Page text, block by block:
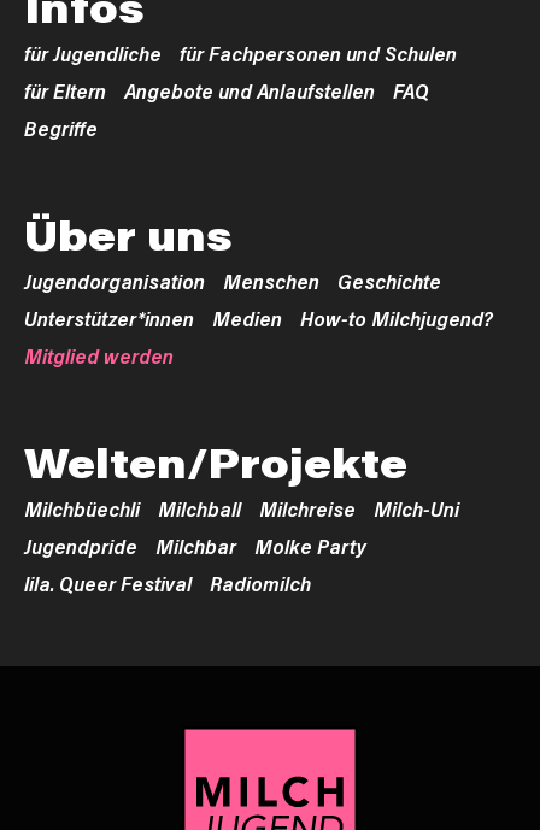
für Jugendliche
für Fachpersonen und Schulen
für Eltern
Angebote und Anlaufstellen
FAQ
Begriffe
Über uns
Jugendorganisation Menschen
Geschichte
Unterstützer*innen
Medien
How-to Milchjugend?
Mitglied werden
Welten/Projekte
Milchbüechli Milchball Milchreise
Milch-Uni
Jugendpride
Milchbar
Molke Party
lila. Queer Festival
Radiomilch